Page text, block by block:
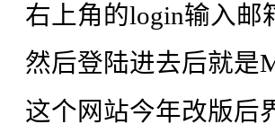
右上角的login输入邮
然后登陆进去后就是
这个网站今年改版后